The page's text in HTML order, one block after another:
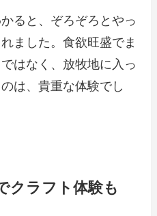
ると、ぞろぞろとやっ
ました。食欲旺盛でま
はなく、放牧地に入っ
は、貴重な体験でし
クラフト体験も